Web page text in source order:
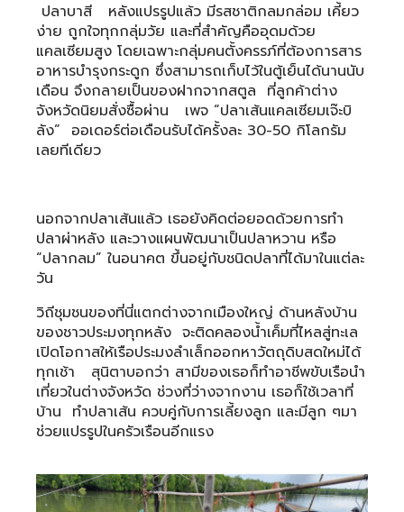
ปลาบาสี หลังแปรรูปแล้ว มีรสชาติกลมกล่อม เคี้ยว
ง่าย ถูกใจทุกกลุ่มวัย และที่สำคัญคืออุดมด้วย
แคลเซียมสูง โดยเฉพาะกลุ่มคนตั้งครรภ์ที่ต้องการสาร
อาหารบำรุงกระดูก ซึ่งสามารถเก็บไว้ในตู้เย็นได้นานนับ
เดือน จึงกลายเป็นของฝากจากสตูล ที่ลูกค้าต่าง
จังหวัดนิยมสั่งซื้อผ่าน เพจ “ปลาเส้นแคลเซียมเจ๊ะบิ
ลัง” ออเดอร์ต่อเดือนรับได้ครั้งละ 30-50 กิโลกรัม
เลยทีเดียว
นอกจากปลาเส้นแล้ว เธอยังคิดต่อยอดด้วยการทำ
ปลาผ่าหลัง และวางแผนพัฒนาเป็นปลาหวาน หรือ
“ปลากลม” ในอนาคต ขึ้นอยู่กับชนิดปลาที่ได้มาในแต่ละ
วัน
วิถีชุมชนของที่นี่แตกต่างจากเมืองใหญ่ ด้านหลังบ้าน
ของชาวประมงทุกหลัง จะติดคลองน้ำเค็มที่ไหลสู่ทะเล
เปิดโอกาสให้เรือประมงลำเล็กออกหาวัตถุดิบสดใหม่ได้
ทุกเช้า สุนิตาบอกว่า สามีของเธอก็ทำอาชีพขับเรือนำ
เที่ยวในต่างจังหวัด ช่วงที่ว่างจากงาน เธอก็ใช้เวลาที่
บ้าน ทำปลาเส้น ควบคู่กับการเลี้ยงลูก และมีลูก ๆมา
ช่วยแปรรูปในครัวเรือนอีกแรง